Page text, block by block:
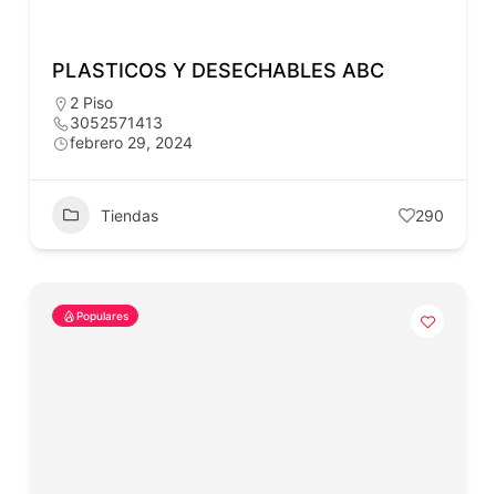
PLASTICOS Y DESECHABLES ABC
2 Piso
3052571413
febrero 29, 2024
Tiendas 290
Populares